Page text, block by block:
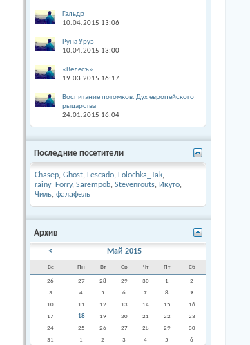
Гальдр
10.04.2015 13:06
Руна Уруз
10.04.2015 13:00
«Велесъ»
19.03.2015 16:17
Воспитание потомков: Дух европейского
рыцарства
24.01.2015 16:04
Последние посетители
Chasep, Ghost, Lescado, Lolochka_Tak,
rainy_Forry, Sarempob, Stevenrouts, Икуто,
Чиль, фалафель
Архив
< Май 2015
Вс Пн Вт Ср Чт Пт Сб
26 27 28 29 30 1
2
3
4 5 6 7 8
9
10
11 12 13 14 15
16
17
18 19 20 21 22
23
24
25 26 27 28 29
30
31
1 2 3 4 5 6